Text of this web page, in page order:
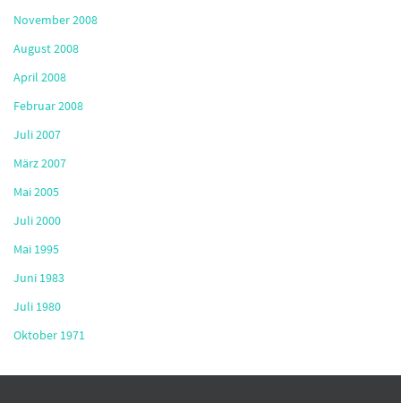
November 2008
August 2008
April 2008
Februar 2008
Juli 2007
März 2007
Mai 2005
Juli 2000
Mai 1995
Juni 1983
Juli 1980
Oktober 1971